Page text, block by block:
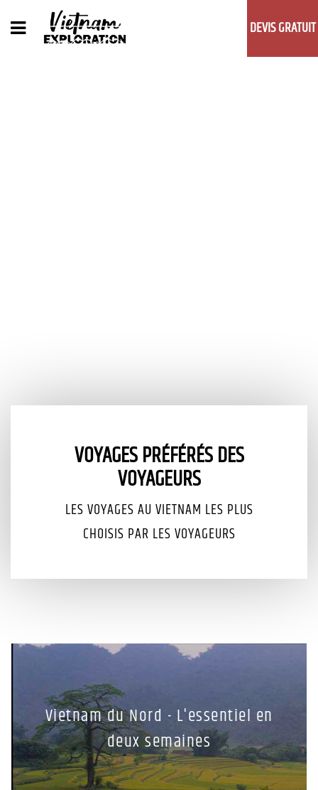
DEVIS GRATUIT
VOYAGES PRÉFÉRÉS DES
VOYAGEURS
LES VOYAGES AU VIETNAM LES PLUS
CHOISIS PAR LES VOYAGEURS
Vietnam du Nord - L'essentiel en
deux semaines